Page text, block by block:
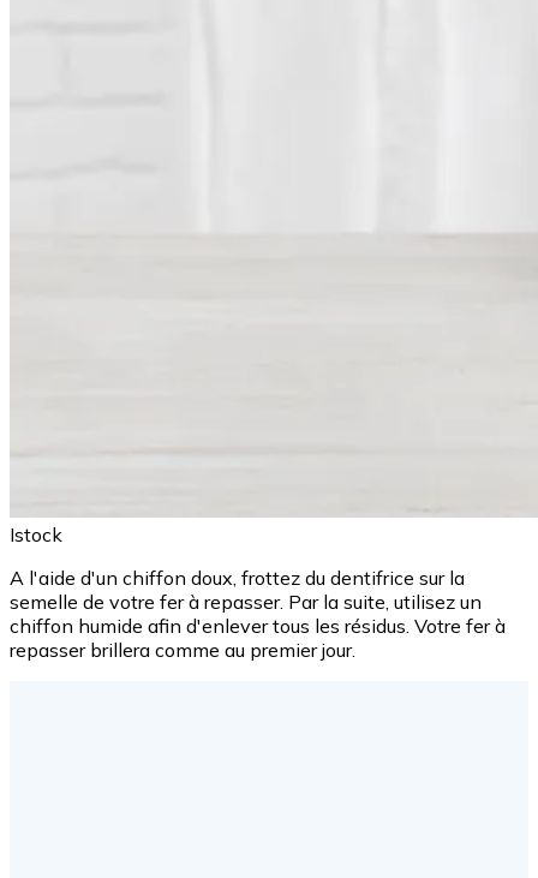
Istock
A l'aide d'un chiffon doux, frottez du dentifrice sur la
semelle de votre fer à repasser. Par la suite, utilisez un
chiffon humide afin d'enlever tous les résidus. Votre fer à
repasser brillera comme au premier jour.